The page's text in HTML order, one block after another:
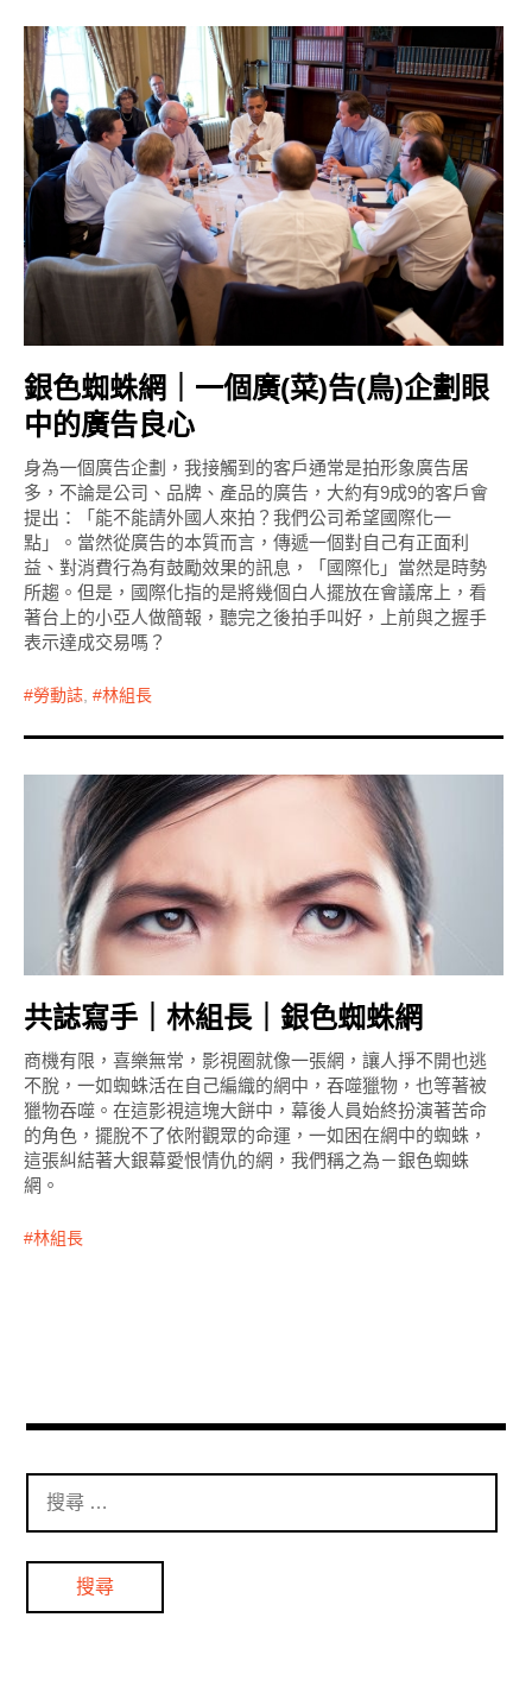
銀色蜘蛛網｜一個廣(菜)告(鳥)企劃眼
中的廣告良心
身為一個廣告企劃，我接觸到的客戶通常是拍形象廣告居
多，不論是公司、品牌、產品的廣告，大約有9成9的客戶會
提出：「能不能請外國人來拍？我們公司希望國際化一
點」。當然從廣告的本質而言，傳遞一個對自己有正面利
益、對消費行為有鼓勵效果的訊息，「國際化」當然是時勢
所趨。但是，國際化指的是將幾個白人擺放在會議席上，看
著台上的小亞人做簡報，聽完之後拍手叫好，上前與之握手
表示達成交易嗎？
勞動誌 , 林組長
共誌寫手｜林組長｜銀色蜘蛛網
商機有限，喜樂無常，影視圈就像一張網，讓人掙不開也逃
不脫，一如蜘蛛活在自己編織的網中，吞噬獵物，也等著被
獵物吞噬。在這影視這塊大餅中，幕後人員始終扮演著苦命
的角色，擺脫不了依附觀眾的命運，一如困在網中的蜘蛛，
這張糾結著大銀幕愛恨情仇的網，我們稱之為－銀色蜘蛛
網。
林組長